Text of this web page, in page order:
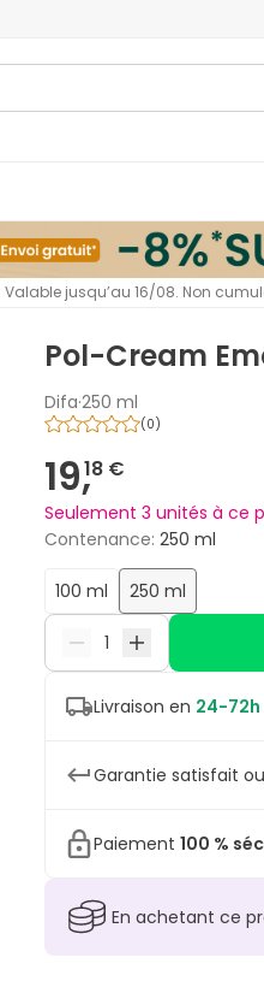
Valable jusqu’au 16/08. Non
Pol-Cream
Difa·250 ml
(0)
19,18 €
Seulement 3 unités à ce
Contenance: 250 ml
100 ml 250 ml
Livraison en 24-72h
Garantie satisfait
Paiement 100 %
En achetant ce